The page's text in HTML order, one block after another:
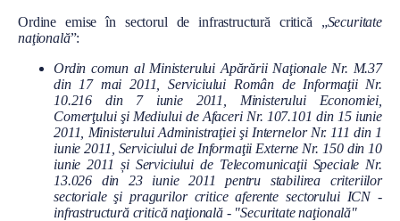
Ordine emise în sectorul de infrastructură critică „Securitate
naţională”:
Ordin comun al Ministerului Apărării Naţionale Nr. M.37
din 17 mai 2011, Serviciului Român de Informaţii Nr.
10.216 din 7 iunie 2011, Ministerului Economiei,
Comerţului şi Mediului de Afaceri Nr. 107.101 din 15 iunie
2011, Ministerului Administraţiei şi Internelor Nr. 111 din 1
iunie 2011, Serviciului de Informaţii Externe Nr. 150 din 10
iunie 2011 și Serviciului de Telecomunicaţii Speciale Nr.
13.026 din 23 iunie 2011 pentru stabilirea criteriilor
sectoriale şi pragurilor critice aferente sectorului ICN -
infrastructură critică naţională - "Securitate naţională"